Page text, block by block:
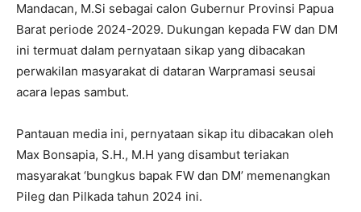
Mandacan, M.Si sebagai calon Gubernur Provinsi Papua
Barat periode 2024-2029. Dukungan kepada FW dan DM
ini termuat dalam pernyataan sikap yang dibacakan
perwakilan masyarakat di dataran Warpramasi seusai
acara lepas sambut.
Pantauan media ini, pernyataan sikap itu dibacakan oleh
Max Bonsapia, S.H., M.H yang disambut teriakan
masyarakat ‘bungkus bapak FW dan DM’ memenangkan
Pileg dan Pilkada tahun 2024 ini.